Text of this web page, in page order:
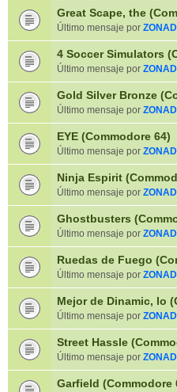
Great Scape, the
Último mensaje por
4 Soccer Simulators
Último mensaje por
Gold Silver Bronze
Último mensaje por
EYE (Commodore 64)
Último mensaje por
Ninja Espirit
Último mensaje por
Ghostbusters
Último mensaje por
Ruedas de Fuego
Último mensaje por
Mejor de Dinamic, lo
Último mensaje por
Street Hassle
Último mensaje por
Garfield (Commodore